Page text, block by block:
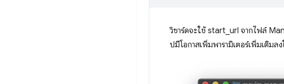
วิซาร์ดจะใช้ start_url จากไฟล์
ปมีโอกาสเพิ่มพารามิเตอร์เพิ่มเติม